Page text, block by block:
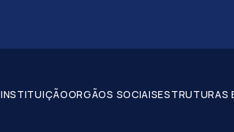
INSTITUIÇÃOORGÃOS SOCIAISESTRUTURAS